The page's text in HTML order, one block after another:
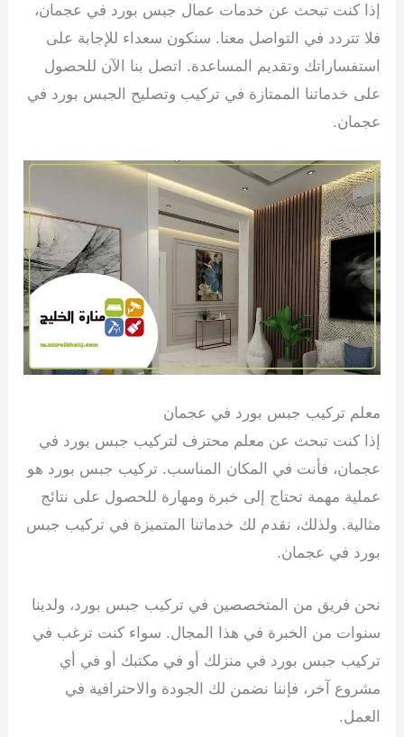
إذا كنت تبحث عن خدمات عمال جبس بورد في عجمان،
فلا تتردد في التواصل معنا. سنكون سعداء للإجابة على
استفساراتك وتقديم المساعدة. اتصل بنا الآن للحصول
على خدماتنا الممتازة في تركيب وتصليح الجبس بورد في
عجمان.
معلم تركيب جبس بورد في عجمان
إذا كنت تبحث عن معلم محترف لتركيب جبس بورد في
عجمان، فأنت في المكان المناسب. تركيب جبس بورد هو
عملية مهمة تحتاج إلى خبرة ومهارة للحصول على نتائج
مثالية. ولذلك، نقدم لك خدماتنا المتميزة في تركيب جبس
بورد في عجمان.
نحن فريق من المتخصصين في تركيب جبس بورد، ولدينا
سنوات من الخبرة في هذا المجال. سواء كنت ترغب في
تركيب جبس بورد في منزلك أو في مكتبك أو في أي
مشروع آخر، فإننا نضمن لك الجودة والاحترافية في
العمل.